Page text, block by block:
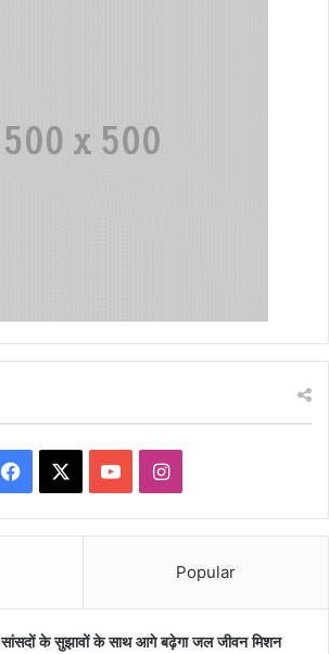
Facebook YouTubeInstagram
Popular
सांसदों के सुझावों के साथ आगे बढ़ेगा जल जीवन मिशन